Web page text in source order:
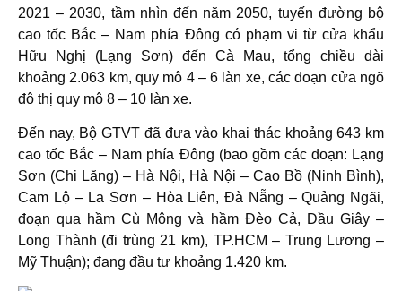
2021 – 2030, tầm nhìn đến năm 2050, tuyến đường bộ
cao tốc Bắc – Nam phía Đông có phạm vi từ cửa khẩu
Hữu Nghị (Lạng Sơn) đến Cà Mau, tổng chiều dài
khoảng 2.063 km, quy mô 4 – 6 làn xe, các đoạn cửa ngõ
đô thị quy mô 8 – 10 làn xe.
Đến nay, Bộ GTVT đã đưa vào khai thác khoảng 643 km
cao tốc Bắc – Nam phía Đông (bao gồm các đoạn: Lạng
Sơn (Chi Lăng) – Hà Nội, Hà Nội – Cao Bồ (Ninh Bình),
Cam Lộ – La Sơn – Hòa Liên, Đà Nẵng – Quảng Ngãi,
đoạn qua hầm Cù Mông và hầm Đèo Cả, Dầu Giây –
Long Thành (đi trùng 21 km), TP.HCM – Trung Lương –
Mỹ Thuận); đang đầu tư khoảng 1.420 km.